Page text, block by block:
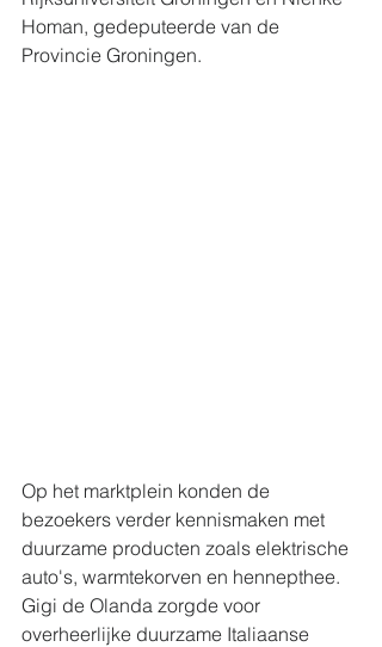
Homan, gedeputeerde van de
Provincie Groningen.
Op het marktplein konden de
bezoekers verder kennismaken met
duurzame producten zoals elektrische
auto's, warmtekorven en hennepthee.
Gigi de Olanda zorgde voor
overheerlijke duurzame Italiaanse